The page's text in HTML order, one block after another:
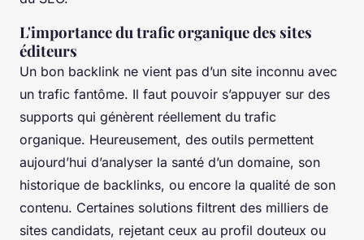
L'importance du trafic organique des sites
éditeurs
Un bon backlink ne vient pas d’un site inconnu avec
un trafic fantôme. Il faut pouvoir s’appuyer sur des
supports qui génèrent réellement du trafic
organique. Heureusement, des outils permettent
aujourd’hui d’analyser la santé d’un domaine, son
historique de backlinks, ou encore la qualité de son
contenu. Certaines solutions filtrent des milliers de
sites candidats, rejetant ceux au profil douteux ou